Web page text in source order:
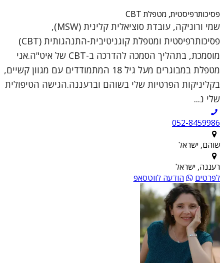
פסיכותרפיסטית, מטפלת CBT
שמי ורוניקה, עובדת סוציאלית קלינית (MSW),
פסיכותרפיסטית ומטפלת קוגניטיבית-התנהגותית (CBT)
מוסמכת, בתהליך הסמכה להדרכה ב-CBT של איט"ה.אני
מטפלת במבוגרים מעל גיל 18 המתמודדים עם מגוון קשיים,
בקליניקות הפרטיות שלי בשוהם וברעננה.הגישה הטיפולית
שלי נ...
052-8459986
שוהם, ישראל
רעננה, ישראל
לפרטים
הודעה לווטסאפ